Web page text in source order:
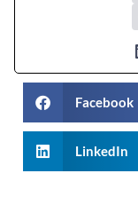
Facebook
LinkedIn